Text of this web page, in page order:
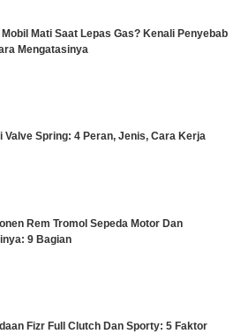
Mati Saat Lepas Gas? Kenali Penyebab
Mengatasinya
Valve Spring: 4 Peran, Jenis, Cara Kerja
Rem Tromol Sepeda Motor Dan
9 Bagian
Fizr Full Clutch Dan Sporty: 5 Faktor